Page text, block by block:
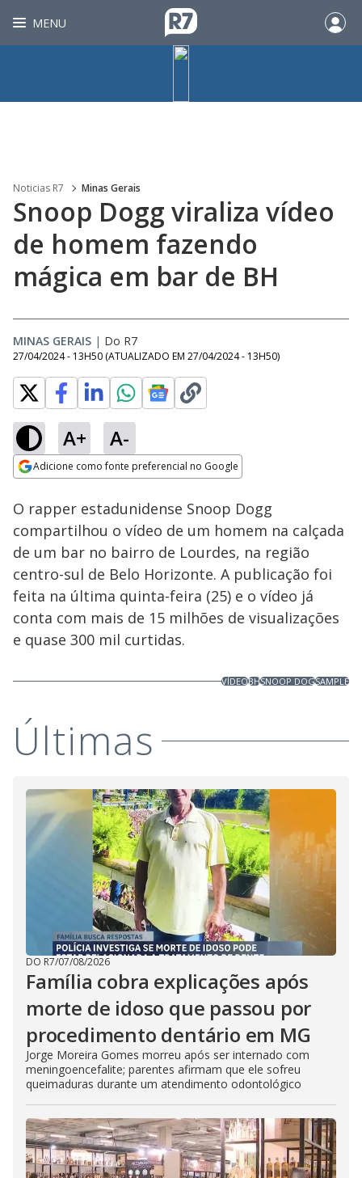
MENU
Noticias R7 Minas Gerais
Snoop Dogg viraliza vídeo
de homem fazendo
mágica em bar de BH
MINAS GERAIS | Do R7
27/04/2024 - 13H50 (ATUALIZADO EM 27/04/2024 - 13H50)
A+ A-
Adicione como fonte preferencial no Google
Play
Video
porMinas Gerais
a
window.
modal
be
by
the
key
Rever
O rapper estadunidense Snoop Dogg
compartilhou o vídeo de um homem na calçada
de um bar no bairro de Lourdes, na região
centro-sul de Belo Horizonte. A publicação foi
feita na última quinta-feira (25) e o vídeo já
conta com mais de 15 milhões de visualizações
e quase 300 mil curtidas.
VÍDEOBHSNOOP DOGSAMPLE
Últimas
DO R7/07/08/2026
Família cobra explicações após
morte de idoso que passou por
procedimento dentário em MG
Jorge Moreira Gomes morreu após ser internado com
meningoencefalite; parentes afirmam que ele sofreu
queimaduras durante um atendimento odontológico